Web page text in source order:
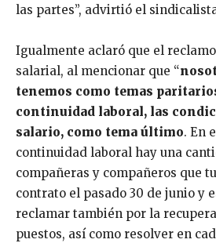
las partes”, advirtió el
Igualmente aclaró que el
salarial, al mencionar que “
tenemos como temas
continuidad laboral, las
salario, como tema último. En
continuidad laboral hay una
compañeras y compañeros que
contrato el pasado 30 de junio y
reclamar también por la
puestos, así como resolver en